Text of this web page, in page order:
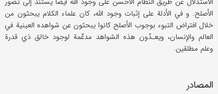
الأصلح. و في الأدلة على إثبات وجود الله، كان علماء الكلام يبحثون من
خلال افتراض التبوء بوجوب الأصلح كانوا يبحثون عن شواهده العينية في
العالم والإنسان، ويعـدّون هذه الشواهد مدعِّمة لوجود خالق ذي قدرة
وعلم مطلقين.
المصادر